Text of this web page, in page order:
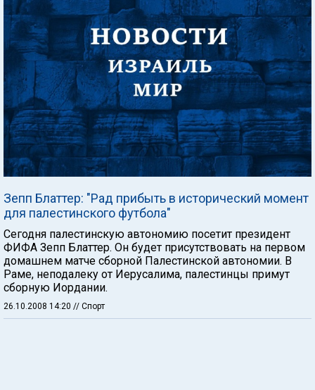
Зепп Блаттер: "Рад прибыть в исторический момент
для палестинского футбола"
Сегодня палестинскую автономию посетит президент
ФИФА Зепп Блаттер. Он будет присутствовать на первом
домашнем матче сборной Палестинской автономии. В
Раме, неподалеку от Иерусалима, палестинцы примут
сборную Иордании.
26.10.2008 14:20 // Спорт